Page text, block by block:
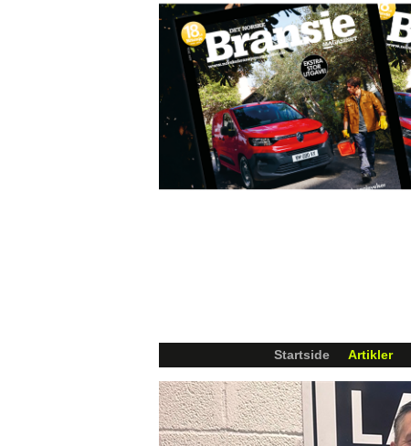
Startside Artikler